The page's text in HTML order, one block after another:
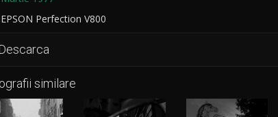
EPSON Perfection V800
Descarca
similare